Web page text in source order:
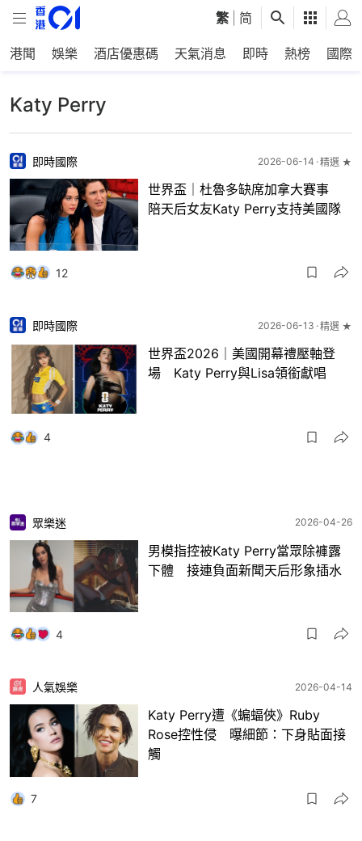
繁 简
港聞 娛樂 酒店優惠碼 天氣消息 即時 熱榜 國際
Katy Perry
即時國際 2026-06-14 精選 ★
世界盃｜杜魯多缺席加拿大賽事
陪天后女友Katy Perry支持美國隊
12
即時國際 2026-06-13 精選 ★
世界盃2026｜美國開幕禮壓軸登
場 Katy Perry與Lisa領銜獻唱
4
眾樂迷 2026-04-26
男模指控被Katy Perry當眾除褲露
下體 接連負面新聞天后形象插水
4
人氣娛樂 2026-04-14
Katy Perry遭《蝙蝠俠》Ruby
Rose控性侵 曝細節：下身貼面接
觸
7